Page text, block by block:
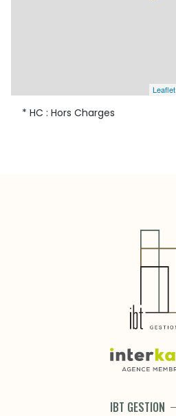
Leaflet
* HC : Hors Charges
IBT GESTION